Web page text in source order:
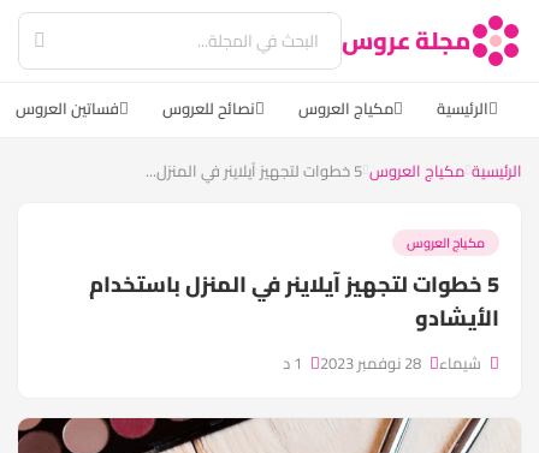
مجلة عروس
الرئيسية مكياج العروس نصائح للعروس فساتين العروس
الرئيسية مكياج العروس 5 خطوات لتجهيز آيلاينر في المنزل...
مكياج العروس
5 خطوات لتجهيز آيلاينر في المنزل باستخدام
الأيشادو
شيماء